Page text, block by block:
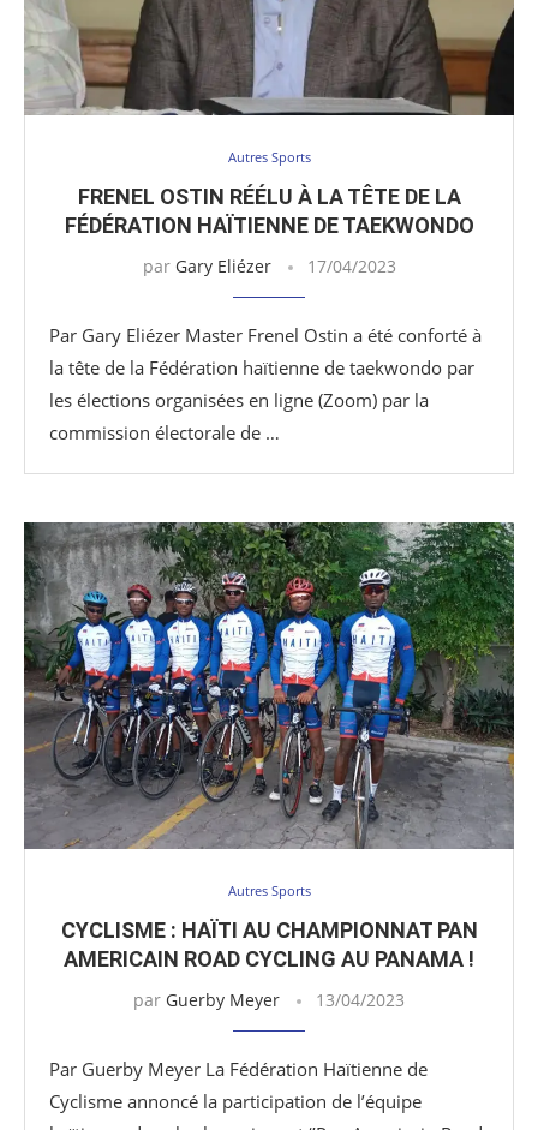
Autres Sports
FRENEL OSTIN RÉÉLU À LA TÊTE DE LA
FÉDÉRATION HAÏTIENNE DE TAEKWONDO
par Gary Eliézer 17/04/2023
Par Gary Eliézer Master Frenel Ostin a été conforté à
la tête de la Fédération haïtienne de taekwondo par
les élections organisées en ligne (Zoom) par la
commission électorale de …
Autres Sports
CYCLISME : HAÏTI AU CHAMPIONNAT PAN
AMERICAIN ROAD CYCLING AU PANAMA !
par Guerby Meyer 13/04/2023
Par Guerby Meyer La Fédération Haïtienne de
Cyclisme annoncé la participation de l’équipe